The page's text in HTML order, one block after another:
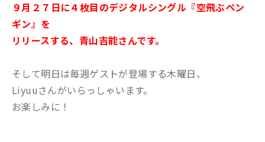
９月２７日に４枚目のデジタルシングル『空飛ぶペン
ギン』を
リリースする、青山吉能さんです。
そして明日は毎週ゲストが登場する木曜日、
Liyuuさんがいらっしゃいます。
お楽しみに！